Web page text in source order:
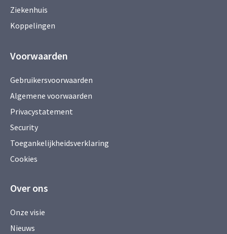
Ziekenhuis
Koppelingen
Voorwaarden
Gebruikersvoorwaarden
Algemene voorwaarden
Privacystatement
Security
Toegankelijkheidsverklaring
Cookies
Over ons
Onze visie
Nieuws